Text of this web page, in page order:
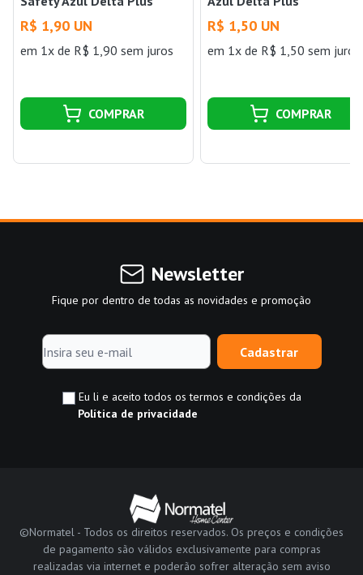
R$ 1,90 UN
em 1x de R$ 1,90 sem juros
COMPRAR
R$ 1,50 UN
em 1x de R$ 1,50 sem juros
COMPRAR
Newsletter
Fique por dentro de todas as novidades e promoção
Cadastrar
Eu li e aceito todos os termos e condições da
Política de privacidade
©Normatel - Todos os direitos reservados. Os preços e condições
de pagamento são válidos exclusivamente para compras
realizadas via internet e poderão sofrer alteração sem aviso